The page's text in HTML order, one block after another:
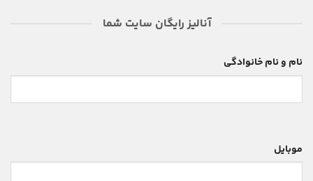
آنالیز رایگان سایت شما
نام و نام خانوادگی
موبایل